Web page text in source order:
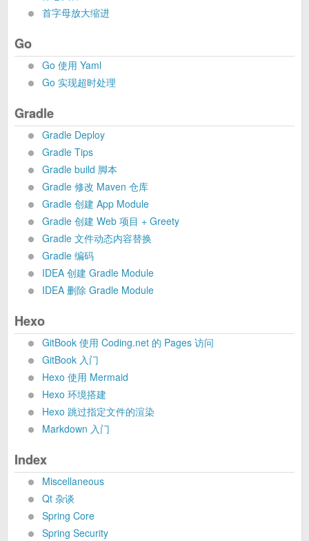
首字母放大缩进
Go
Go 使用 Yaml
Go 实现超时处理
Gradle
Gradle Deploy
Gradle Tips
Gradle build 脚本
Gradle 修改 Maven 仓库
Gradle 创建 App Module
Gradle 创建 Web 项目 + Greety
Gradle 文件动态内容替换
Gradle 编码
IDEA 创建 Gradle Module
IDEA 删除 Gradle Module
Hexo
GitBook 使用 Coding.net 的 Pages 访问
GitBook 入门
Hexo 使用 Mermaid
Hexo 环境搭建
Hexo 跳过指定文件的渲染
Markdown 入门
Index
Miscellaneous
Qt 杂谈
Spring Core
Spring Security